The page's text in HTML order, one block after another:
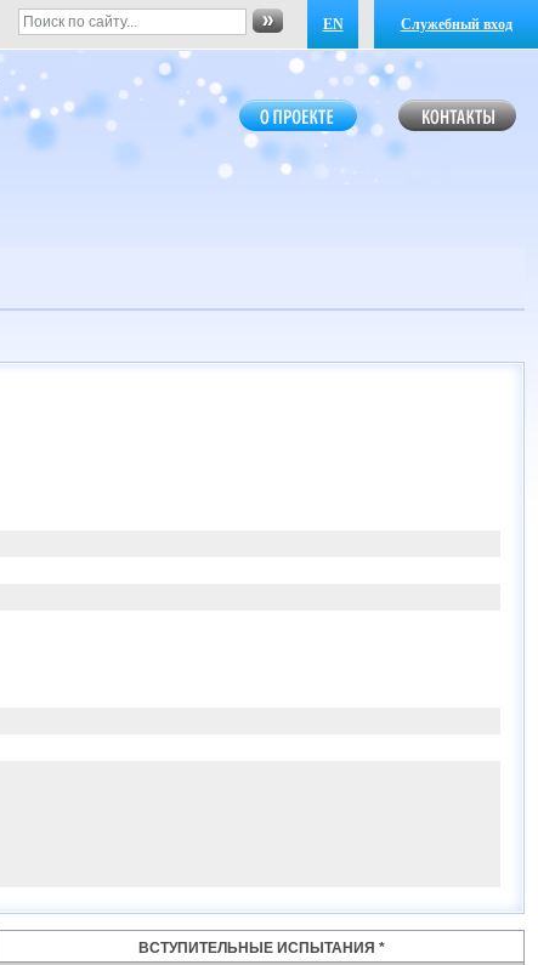
EN Служебный вход
ВСТУПИТЕЛЬНЫЕ ИСПЫТАНИЯ *